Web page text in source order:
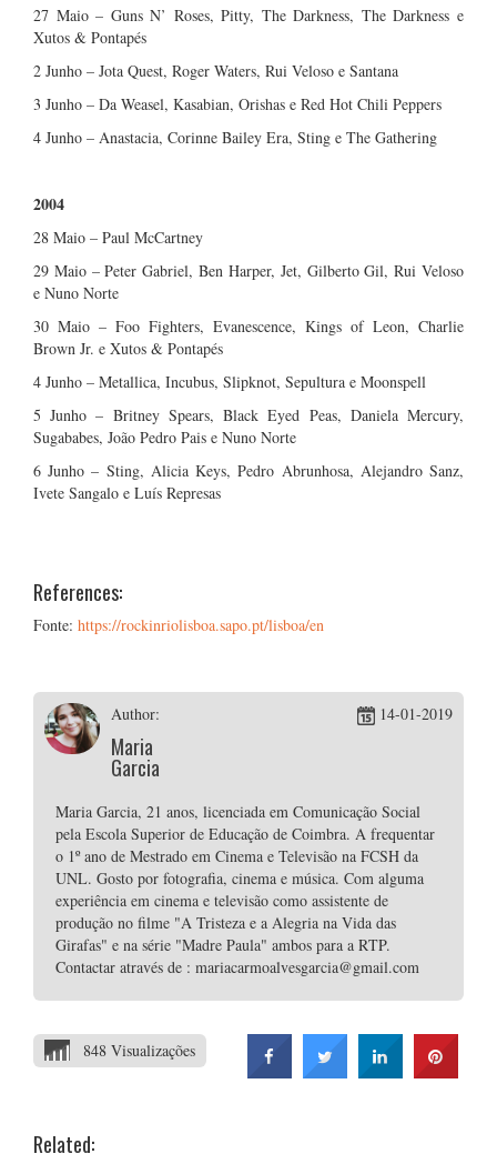
27 Maio – Guns N’ Roses, Pitty, The Darkness, The Darkness e
Xutos & Pontapés
2 Junho – Jota Quest, Roger Waters, Rui Veloso e Santana
3 Junho – Da Weasel, Kasabian, Orishas e Red Hot Chili Peppers
4 Junho – Anastacia, Corinne Bailey Era, Sting e The Gathering
2004
28 Maio – Paul McCartney
29 Maio – Peter Gabriel, Ben Harper, Jet, Gilberto Gil, Rui Veloso
e Nuno Norte
30 Maio – Foo Fighters, Evanescence, Kings of Leon, Charlie
Brown Jr. e Xutos & Pontapés
4 Junho – Metallica, Incubus, Slipknot, Sepultura e Moonspell
5 Junho – Britney Spears, Black Eyed Peas, Daniela Mercury,
Sugababes, João Pedro Pais e Nuno Norte
6 Junho – Sting, Alicia Keys, Pedro Abrunhosa, Alejandro Sanz,
Ivete Sangalo e Luís Represas
References:
Fonte: https://rockinriolisboa.sapo.pt/lisboa/en
Author:
Maria
Garcia
14-01-2019
Maria Garcia, 21 anos, licenciada em Comunicação Social
pela Escola Superior de Educação de Coimbra. A frequentar
o 1º ano de Mestrado em Cinema e Televisão na FCSH da
UNL. Gosto por fotografia, cinema e música. Com alguma
experiência em cinema e televisão como assistente de
produção no filme "A Tristeza e a Alegria na Vida das
Girafas" e na série "Madre Paula" ambos para a RTP.
Contactar através de : mariacarmoalvesgarcia@gmail.com
848 Visualizações
Related: